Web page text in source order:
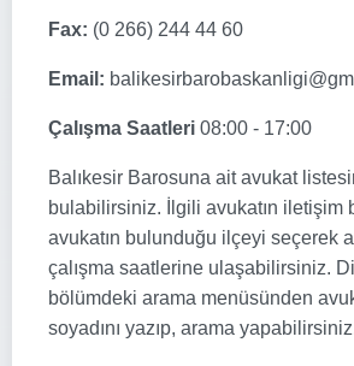
Fax: (0 266) 244 44 60
Email:
Çalışma Saatleri 08:00 - 17:00
Balıkesir Barosuna ait avukat
bulabilirsiniz. İlgili avukatın iletişim
avukatın bulunduğu ilçeyi seçerek
çalışma saatlerine ulaşabilirsiniz.
bölümdeki arama menüsünden
soyadını yazıp, arama